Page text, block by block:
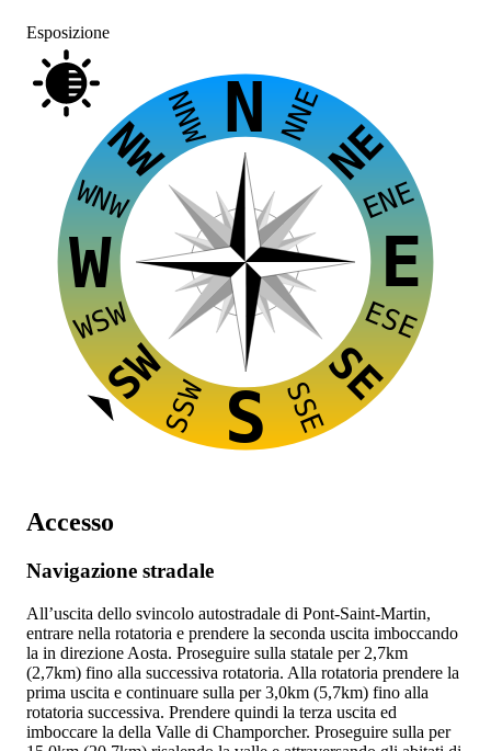
Esposizione
E
W
S
N
NW NE
SE
SW
NNE
ENE
ESE
SSE
SSW
WSW
WNW
NNW
Accesso
Navigazione stradale
All’uscita dello svincolo autostradale di Pont-Saint-Martin,
entrare nella rotatoria e prendere la seconda uscita imboccando
la in direzione Aosta. Proseguire sulla statale per 2,7km
(2,7km) fino alla successiva rotatoria. Alla rotatoria prendere la
prima uscita e continuare sulla per 3,0km (5,7km) fino alla
rotatoria successiva. Prendere quindi la terza uscita ed
imboccare la della Valle di Champorcher. Proseguire sulla per